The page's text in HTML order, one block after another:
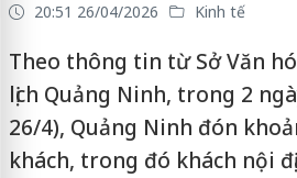
20:51 26/04/2026 Kinh tế
Theo thông tin từ Sở Văn
lịch Quảng Ninh, trong 2
26/4), Quảng Ninh đón
khách, trong đó khách nội